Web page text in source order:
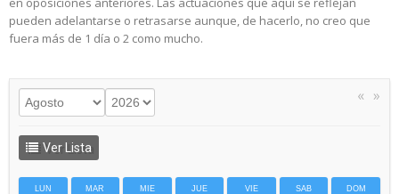
pueden adelantarse o retrasarse aunque, de hacerlo, no creo que
fuera más de 1 día o 2 como mucho.
»
«
Ver Lista
LUN MAR MIE JUE VIE SAB DOM